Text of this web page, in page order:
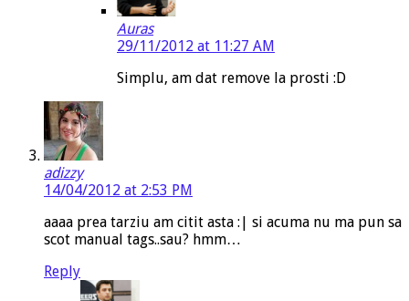
Auras
29/11/2012 at 11:27 AM
Simplu, am dat remove la prosti :D
adizzy
14/04/2012 at 2:53 PM
aaaa prea tarziu am citit asta :| si acuma nu ma pun sa
scot manual tags..sau? hmm…
Reply